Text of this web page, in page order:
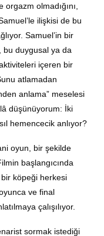
olmadığını,
ilişkisi de bu
Samuel’in bir
bu duygusal ya da
içeren bir
atlamadan
anlama” meselesi
düşünüyorum: İki
hemencecik anlıyor?
oyun, bir şekilde
başlangıcında
köpeği herkesi
ve final
çalışılıyor.
sormak istediği